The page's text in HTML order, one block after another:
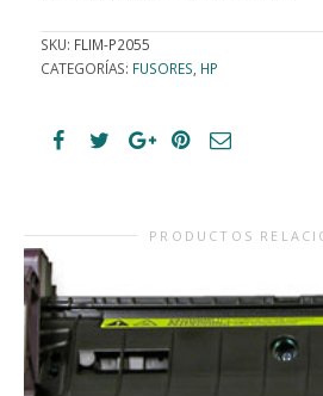
SKU: FLIM-P2055
CATEGORÍAS: FUSORES, HP
PRODUCTOS